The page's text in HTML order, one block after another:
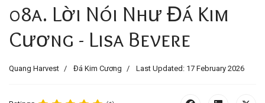
08a. Lời Nói Như Đá Kim
Cương - Lisa Bevere
Quang Harvest Đá Kim Cương Last Updated: 17 February 2026